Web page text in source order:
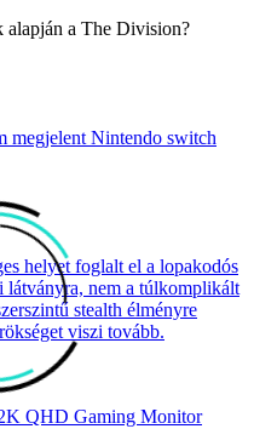
alapján a The Division?
megjelent Nintendo switch
helyet foglalt el a lopakodós
nem a túlkomplikált
stealth élményre
viszi tovább.
QHD Gaming Monitor